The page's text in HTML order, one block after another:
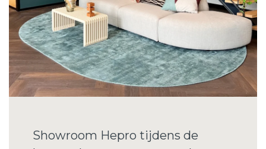
Showroom Hepro tijdens de